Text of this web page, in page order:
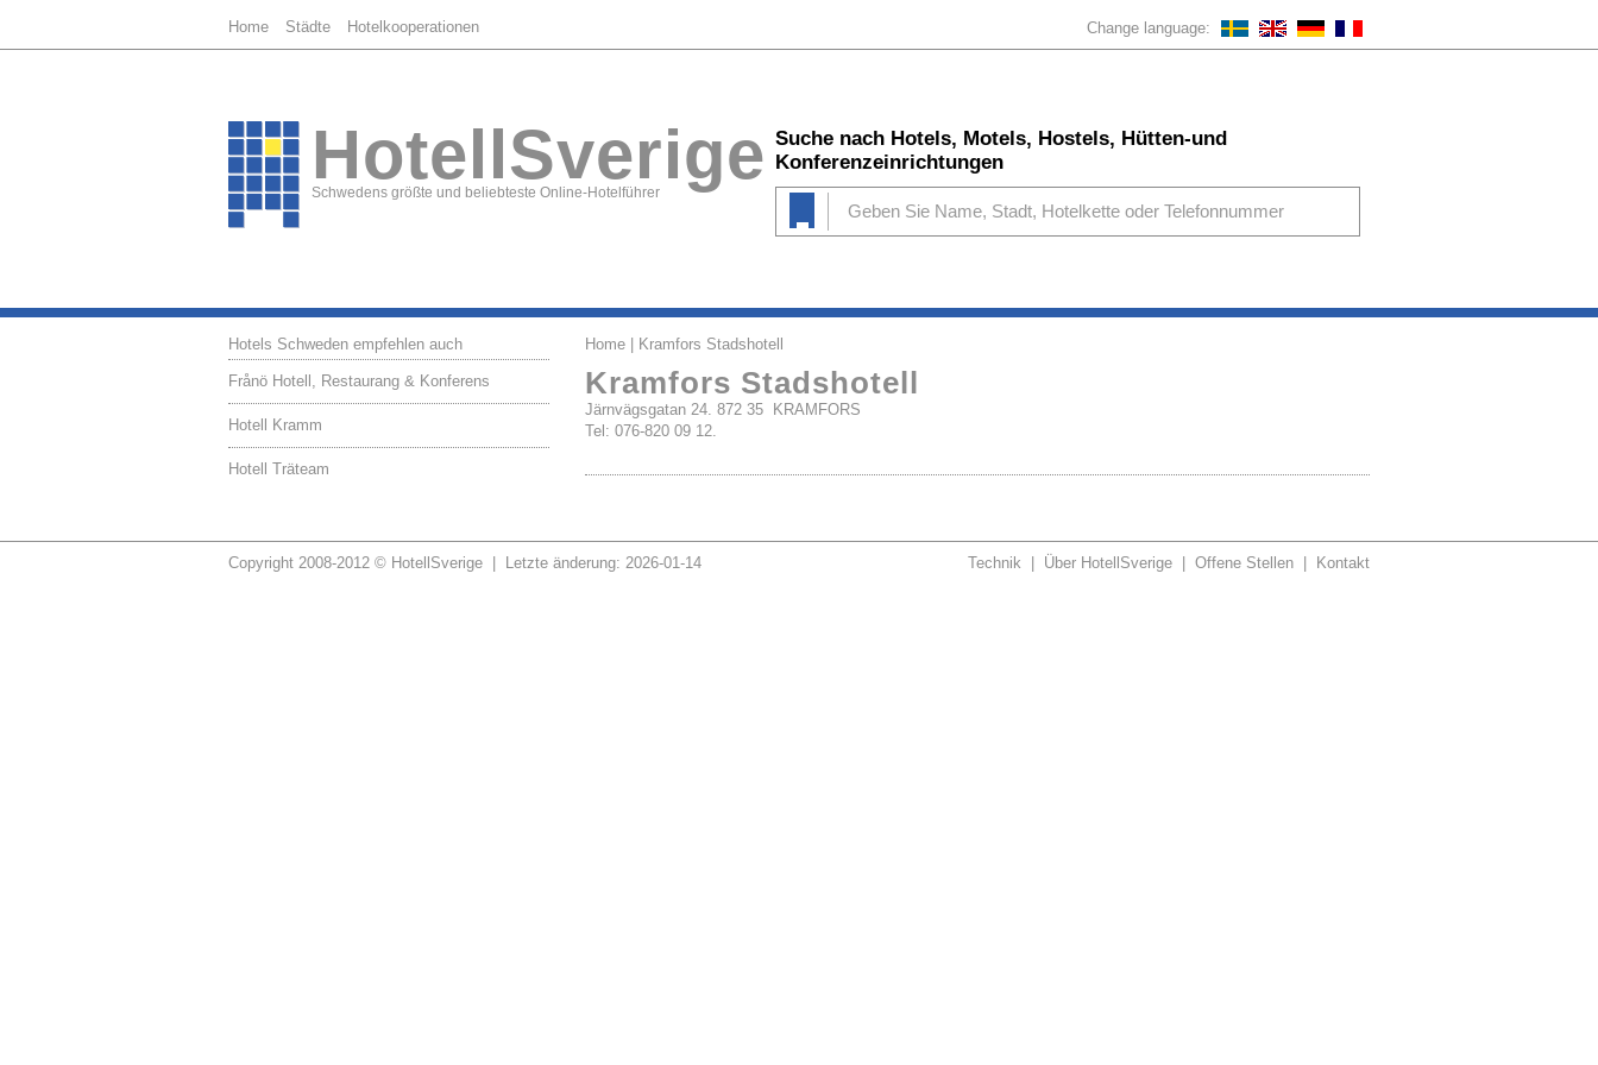
Home Städte Hotelkooperationen Change language:
HotellSverige
Schwedens größte und beliebteste Online-Hotelführer
Suche nach Hotels, Motels, Hostels, Hütten-und
Konferenzeinrichtungen
Hotels Schweden empfehlen auch
Frånö Hotell, Restaurang & Konferens
Hotell Kramm
Hotell Träteam
Home | Kramfors Stadshotell
Kramfors Stadshotell
Järnvägsgatan 24. 872 35 KRAMFORS
Tel: 076-820 09 12.
Copyright 2008-2012 © HotellSverige | Letzte änderung: 2026-01-14 Technik Über HotellSverige Offene Stellen Kontakt